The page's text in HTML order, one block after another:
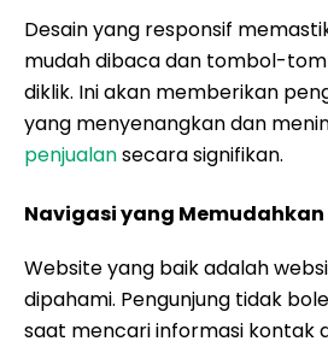
Desain yang responsif
mudah dibaca dan tombol-
diklik. Ini akan memberikan
yang menyenangkan dan
penjualansecara signifikan.
Navigasi yang Memudahkan
Website yang baik adalah
dipahami. Pengunjung tidak
saat mencari informasi kontak